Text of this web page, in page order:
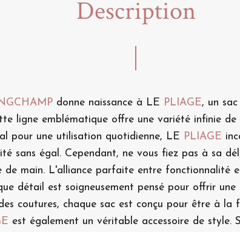
Description
donne naissance à LE PLIAGE, un
ligne emblématique offre une variété infinie
pour une utilisation quotidienne, LE PLIAGE
sans égal. Cependant, ne vous fiez pas à sa
de main. L'alliance parfaite entre fonctionnalité
détail est soigneusement pensé pour offrir
coutures, chaque sac est conçu pour être à la
est également un véritable accessoire de